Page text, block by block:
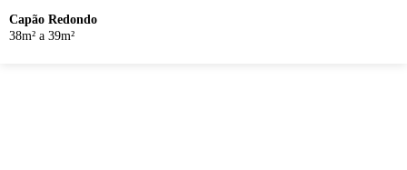
Capão Redondo
38m² a 39m²